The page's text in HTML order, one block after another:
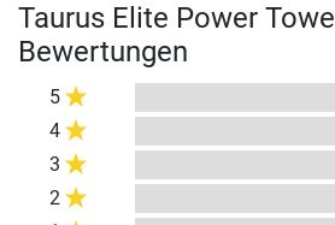
Taurus Elite Power
Bewertungen
5
4
3
2